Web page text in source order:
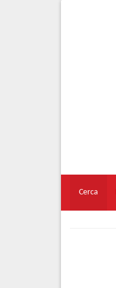
Cerca